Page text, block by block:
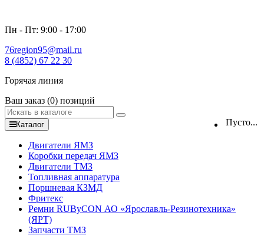
Пн - Пт: 9:00 - 17:00
76region95@mail.ru
8 (4852) 67 22 30
Горячая линия
Ваш заказ (0) позиций
Пусто...
Каталог
Двигатели ЯМЗ
Коробки передач ЯМЗ
Двигатели ТМЗ
Топливная аппаратура
Поршневая КЗМД
Фритекс
Ремни RUByCON АО «Ярославль-Резинотехника»
(ЯРТ)
Запчасти ТМЗ